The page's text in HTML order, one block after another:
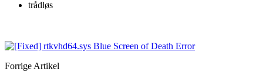
trådløs
Forrige Artikel